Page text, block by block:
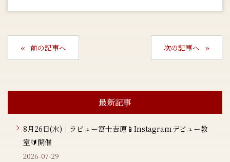
前の記事へ 次の記事へ
最新記事
8月26日(水)｜ラビュー富士吉原📱Instagramデビュー教
室🔰開催
2026-07-29